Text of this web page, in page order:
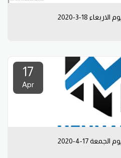
18-3-2020
17
Apr
17-4-2020